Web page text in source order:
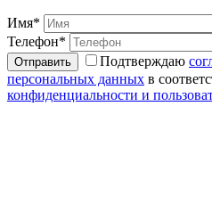
Имя*
Телефон*
Подтверждаю
персональных данных в
конфиденциальности и